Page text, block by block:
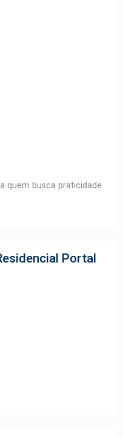
quem busca praticidade
Portal